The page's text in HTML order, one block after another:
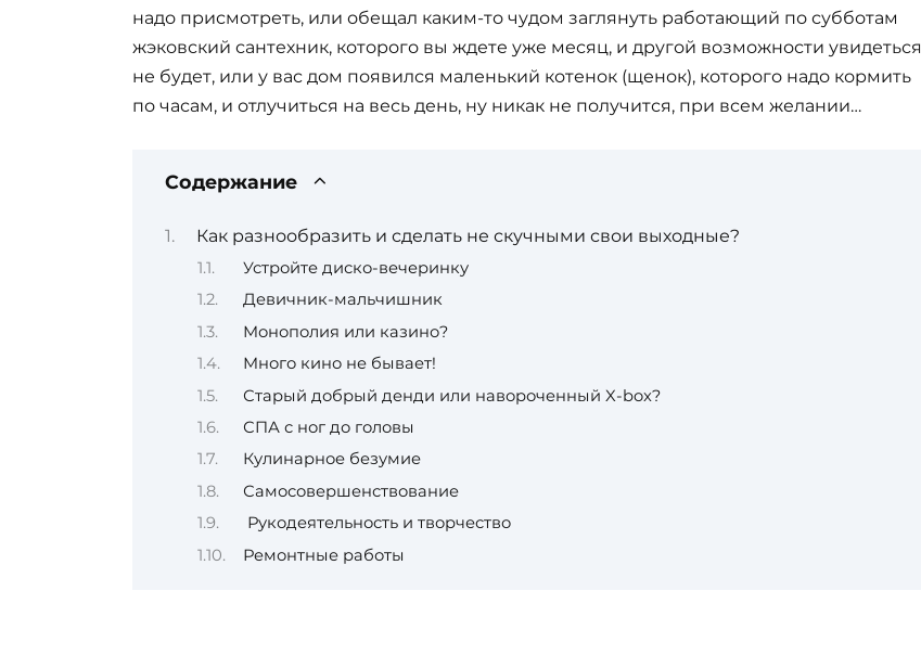
надо присмотреть, или обещал каким-то чудом заглянуть работающий по субботам
жэковский сантехник, которого вы ждете уже месяц, и другой возможности увидеться
не будет, или у вас дом появился маленький котенок (щенок), которого надо кормить
по часам, и отлучиться на весь день, ну никак не получится, при всем желании…
Содержание
Как разнообразить и сделать не скучными свои выходные?
Устройте диско-вечеринку
Девичник-мальчишник
Монополия или казино?
Много кино не бывает!
Старый добрый денди или навороченный X-box?
СПА с ног до головы
Кулинарное безумие
Самосовершенствование
Рукодеятельность и творчество
Ремонтные работы